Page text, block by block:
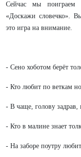
Сейчас мы поиграем
«Доскажи словечко».
это игра на внимание.
- Сено хоботом берёт
- Кто любит по веткам
- В чаще, голову
- Кто в малине знает
- На заборе поутру